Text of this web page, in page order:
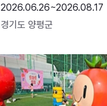
2026.06.26~2026.08.17
경기도 양평군